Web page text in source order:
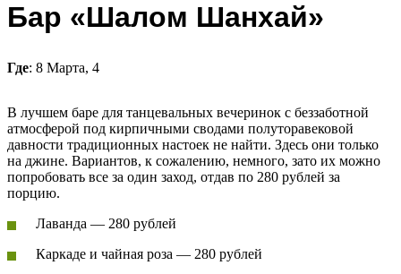
Бар «Шалом Шанхай»
Где: 8 Марта, 4
В лучшем баре для танцевальных вечеринок с беззаботной
атмосферой под кирпичными сводами полуторавековой
давности традиционных настоек не найти. Здесь они только
на джине. Вариантов, к сожалению, немного, зато их можно
попробовать все за один заход, отдав по 280 рублей за
порцию.
Лаванда — 280 рублей
Каркаде и чайная роза — 280 рублей